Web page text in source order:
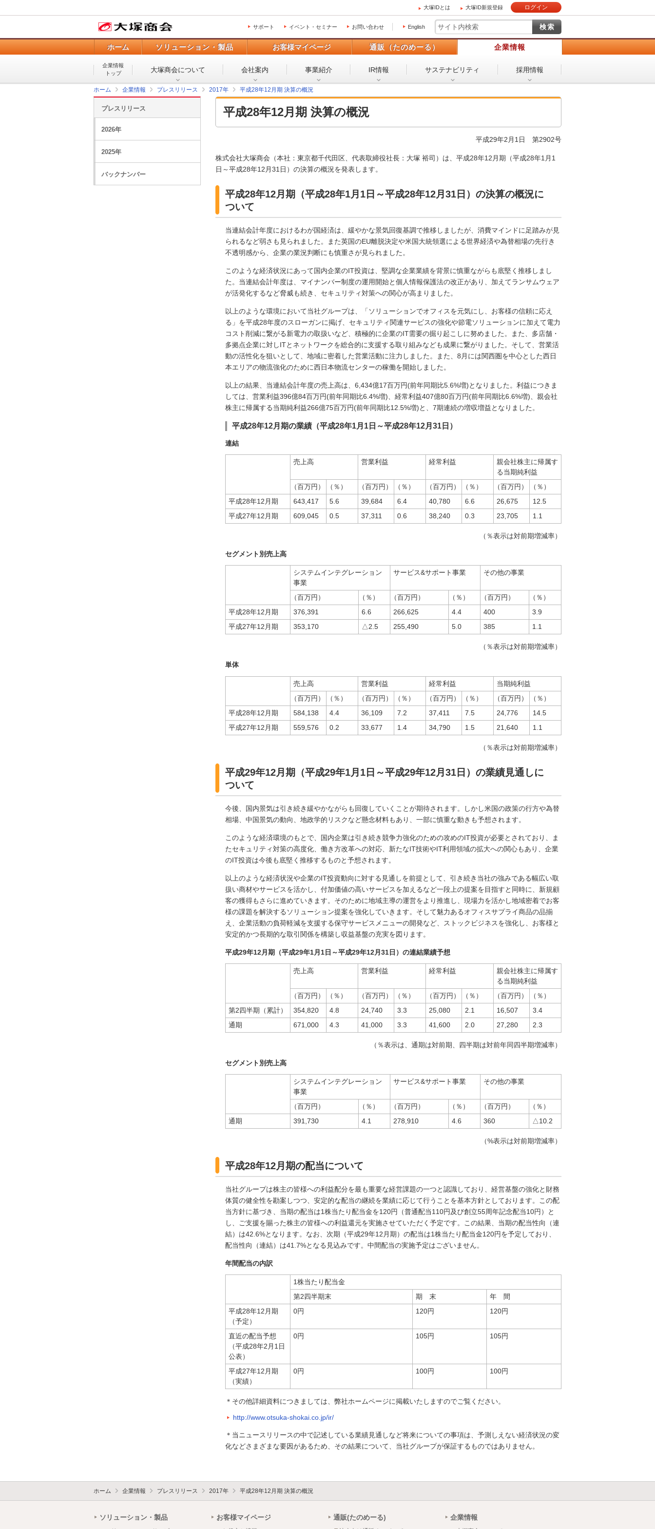
大塚IDとは 大塚ID新規登録 ログイン
サポート イベント・セミナー お問い合わせ English
ホーム ソリューション・製品 お客様マイページ 通販（たのめーる） 企業情報
企業情報
トップ
大塚商会について 会社案内 事業紹介 IR情報 サステナビリティ 採用情報
ホーム 企業情報 プレスリリース 2017年 平成28年12月期 決算の概況
平成28年12月期 決算の概況
平成29年2月1日 第2902号
株式会社大塚商会（本社：東京都千代田区、代表取締役社長：大塚 裕司）は、平成28年12月期（平成28年1月1
日～平成28年12月31日）の決算の概況を発表します。
平成28年12月期（平成28年1月1日～平成28年12月31日）の決算の概況に
ついて
当連結会計年度におけるわが国経済は、緩やかな景気回復基調で推移しましたが、消費マインドに足踏みが見
られるなど弱さも見られました。また英国のEU離脱決定や米国大統領選による世界経済や為替相場の先行き
不透明感から、企業の業況判断にも慎重さが見られました。
このような経済状況にあって国内企業のIT投資は、堅調な企業業績を背景に慎重ながらも底堅く推移しまし
た。当連結会計年度は、マイナンバー制度の運用開始と個人情報保護法の改正があり、加えてランサムウェア
が活発化するなど脅威も続き、セキュリティ対策への関心が高まりました。
以上のような環境において当社グループは、「ソリューションでオフィスを元気にし、お客様の信頼に応え
る」を平成28年度のスローガンに掲げ、セキュリティ関連サービスの強化や節電ソリューションに加えて電力
コスト削減に繋がる新電力の取扱いなど、積極的に企業のIT需要の掘り起こしに努めました。また、多店舗・
多拠点企業に対しITとネットワークを総合的に支援する取り組みなども成果に繋がりました。そして、営業活
動の活性化を狙いとして、地域に密着した営業活動に注力しました。また、8月には関西圏を中心とした西日
本エリアの物流強化のために西日本物流センターの稼働を開始しました。
以上の結果、当連結会計年度の売上高は、6,434億17百万円(前年同期比5.6%増)となりました。利益につきま
しては、営業利益396億84百万円(前年同期比6.4%増)、経常利益407億80百万円(前年同期比6.6%増)、親会社
株主に帰属する当期純利益266億75百万円(前年同期比12.5%増)と、7期連続の増収増益となりました。
平成28年12月期の業績（平成28年1月1日～平成28年12月31日）
連結
売上高 営業利益 経常利益
親会社株主に帰属す
る当期純利益
（百万円）
（％） （百万円） （％） （百万円） （％） （百万円）
（％）
平成28年12月期
643,417 5.6 39,684 6.4 40,780 6.6 26,675
12.5
平成27年12月期
609,045 0.5 37,311 0.6 38,240 0.3 23,705 1.1
（％表示は対前期増減率）
セグメント別売上高
システムインテグレーション
事業
サービス&サポート事業 その他の事業
（百万円） （％） （百万円） （％） （百万円）
（％）
平成28年12月期
376,391 6.6 266,625 4.4 400
3.9
平成27年12月期
353,170 △2.5 255,490 5.0 385 1.1
（％表示は対前期増減率）
単体
売上高 営業利益 経常利益
当期純利益
（百万円）
（％） （百万円） （％） （百万円） （％） （百万円）
（％）
平成28年12月期
584,138 4.4 36,109 7.2 37,411 7.5 24,776
14.5
平成27年12月期
559,576 0.2 33,677 1.4 34,790 1.5 21,640 1.1
（％表示は対前期増減率）
平成29年12月期（平成29年1月1日～平成29年12月31日）の業績見通しに
ついて
今後、国内景気は引き続き緩やかながらも回復していくことが期待されます。しかし米国の政策の行方や為替
相場、中国景気の動向、地政学的リスクなど懸念材料もあり、一部に慎重な動きも予想されます。
このような経済環境のもとで、国内企業は引き続き競争力強化のための攻めのIT投資が必要とされており、ま
たセキュリティ対策の高度化、働き方改革への対応、新たなIT技術やIT利用領域の拡大への関心もあり、企業
のIT投資は今後も底堅く推移するものと予想されます。
以上のような経済状況や企業のIT投資動向に対する見通しを前提として、引き続き当社の強みである幅広い取
扱い商材やサービスを活かし、付加価値の高いサービスを加えるなど一段上の提案を目指すと同時に、新規顧
客の獲得もさらに進めていきます。そのために地域主導の運営をより推進し、現場力を活かし地域密着でお客
様の課題を解決するソリューション提案を強化していきます。そして魅力あるオフィスサプライ商品の品揃
え、企業活動の負荷軽減を支援する保守サービスメニューの開発など、ストックビジネスを強化し、お客様と
安定的かつ長期的な取引関係を構築し収益基盤の充実を図ります。
平成29年12月期（平成29年1月1日～平成29年12月31日）の連結業績予想
売上高 営業利益 経常利益
親会社株主に帰属す
る当期純利益
（百万円）
（％） （百万円） （％） （百万円） （％） （百万円）
（％）
第2四半期（累計）
354,820 4.8 24,740 3.3 25,080 2.1 16,507
3.4
通期
671,000 4.3 41,000 3.3 41,600 2.0 27,280 2.3
（％表示は、通期は対前期、四半期は対前年同四半期増減率）
セグメント別売上高
システムインテグレーション
事業
サービス&サポート事業 その他の事業
（百万円） （％） （百万円） （％） （百万円）
（％）
通期
391,730 4.1 278,910 4.6 360 △10.2
（%表示は対前期増減率）
平成28年12月期の配当について
当社グループは株主の皆様への利益配分を最も重要な経営課題の一つと認識しており、経営基盤の強化と財務
体質の健全性を勘案しつつ、安定的な配当の継続を業績に応じて行うことを基本方針としております。この配
当方針に基づき、当期の配当は1株当たり配当金を120円（普通配当110円及び創立55周年記念配当10円）と
し、ご支援を賜った株主の皆様への利益還元を実施させていただく予定です。この結果、当期の配当性向（連
結）は42.6%となります。なお、次期（平成29年12月期）の配当は1株当たり配当金120円を予定しており、
配当性向（連結）は41.7%となる見込みです。中間配当の実施予定はございません。
年間配当の内訳
1株当たり配当金
第2四半期末
期 末
年 間
平成28年12月期
（予定）
0円 120円 120円
直近の配当予想
（平成28年2月1日
公表）
0円 105円 105円
平成27年12月期
（実績）
0円 100円 100円
＊その他詳細資料につきましては、弊社ホームページに掲載いたしますのでご覧ください。
http://www.otsuka-shokai.co.jp/ir/
＊当ニュースリリースの中で記述している業績見通しなど将来についての事項は、予測しえない経済状況の変
化などさまざまな要因があるため、その結果について、当社グループが保証するものではありません。
プレスリリース
2026年
2025年
バックナンバー
ホーム 企業情報 プレスリリース 2017年 平成28年12月期 決算の概況
ソリューション・製品 お客様マイページ 通販(たのめーる) 企業情報